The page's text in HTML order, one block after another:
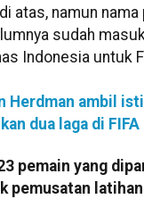
atas, namun nama
sudah
Indonesia untuk
Herdman ambil
dua laga di
pemain yang
pemusatan